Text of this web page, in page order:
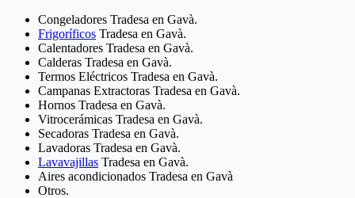
Congeladores Tradesa en Gavà.
Frigoríficos Tradesa en Gavà.
Calentadores Tradesa en Gavà.
Calderas Tradesa en Gavà.
Termos Eléctricos Tradesa en Gavà.
Campanas Extractoras Tradesa en Gavà.
Hornos Tradesa en Gavà.
Vitrocerámicas Tradesa en Gavà.
Secadoras Tradesa en Gavà.
Lavadoras Tradesa en Gavà.
Lavavajillas Tradesa en Gavà.
Aires acondicionados Tradesa en Gavà
Otros.